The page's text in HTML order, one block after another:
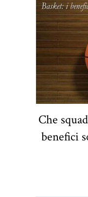
Che
benefici